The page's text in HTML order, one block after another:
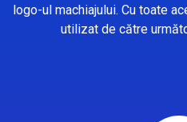
logo-ul machiajului. Cu toate
utilizat de către